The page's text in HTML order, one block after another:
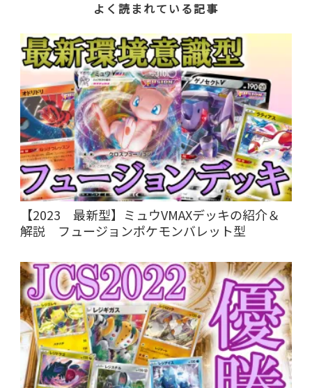
よく読まれている記事
【2023 最新型】ミュウVMAXデッキの紹介＆
解説 フュージョンポケモンバレット型